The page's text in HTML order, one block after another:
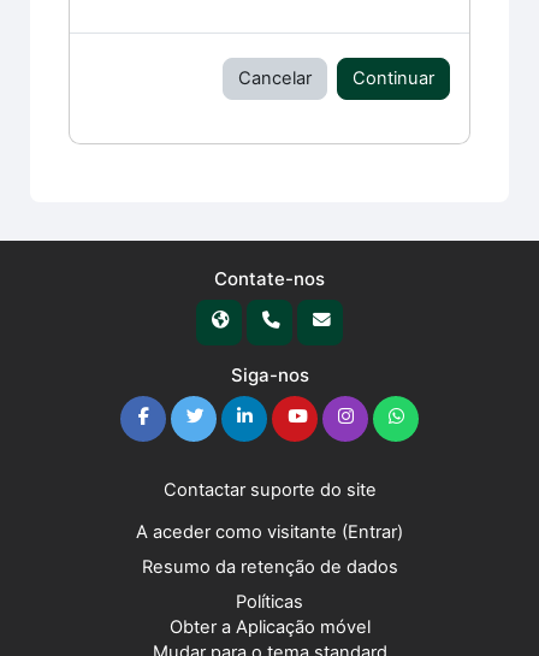
Cancelar Continuar
Contate-nos
Siga-nos
Contactar suporte do site
A aceder como visitante (Entrar)
Resumo da retenção de dados
Políticas
Obter a Aplicação móvel